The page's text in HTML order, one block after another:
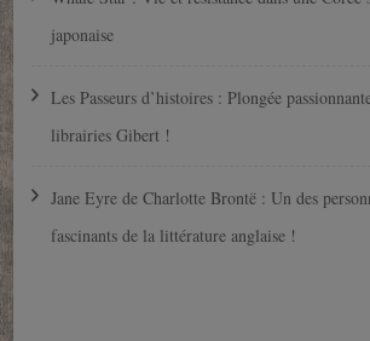
japonaise
Les Passeurs d’histoires : Plongée
librairies Gibert !
Jane Eyre de Charlotte Brontë : Un des
fascinants de la littérature anglaise !